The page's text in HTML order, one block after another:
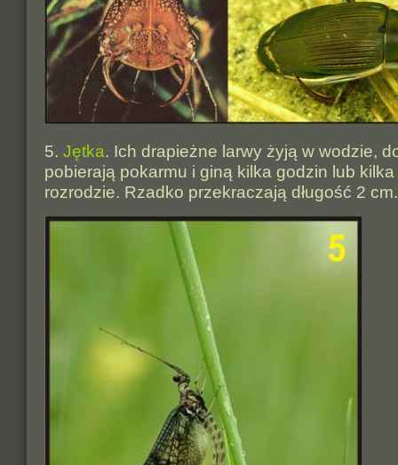
5. Jętka. Ich drapieżne larwy żyją w wodzie,
pobierają pokarmu i giną kilka godzin lub
rozrodzie. Rzadko przekraczają długość 2 cm.